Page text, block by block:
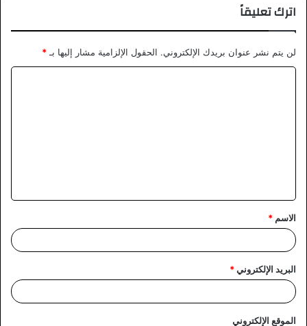
اترك تعليقاً
لن يتم نشر عنوان بريدك الإلكتروني. الحقول الإلزامية مشار إليها بـ *
ق
*
الاسم *
البريد الإلكتروني*
الموقع الإلكتروني